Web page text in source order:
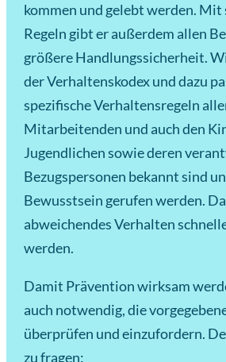
kommen und gelebt werden. Mit
Regeln gibt er außerdem allen
größere Handlungssicherheit.
der Verhaltenskodex und dazu
spezifische Verhaltensregeln
Mitarbeitenden und auch den
Jugendlichen sowie deren
Bezugspersonen bekannt sind
Bewusstsein gerufen werden.
abweichendes Verhalten
werden.
Damit Prävention wirksam
auch notwendig, die
überprüfen und einzufordern.
zu fragen: